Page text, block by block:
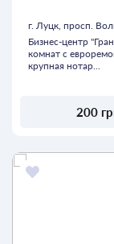
г. Луцк, просп.
Бизнес-центр
комнат с
крупная нотар...
200